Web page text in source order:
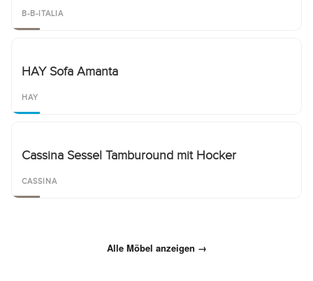
B-B-ITALIA
HAY Sofa Amanta
HAY
Cassina Sessel Tamburound mit Hocker
CASSINA
Alle Möbel anzeigen →